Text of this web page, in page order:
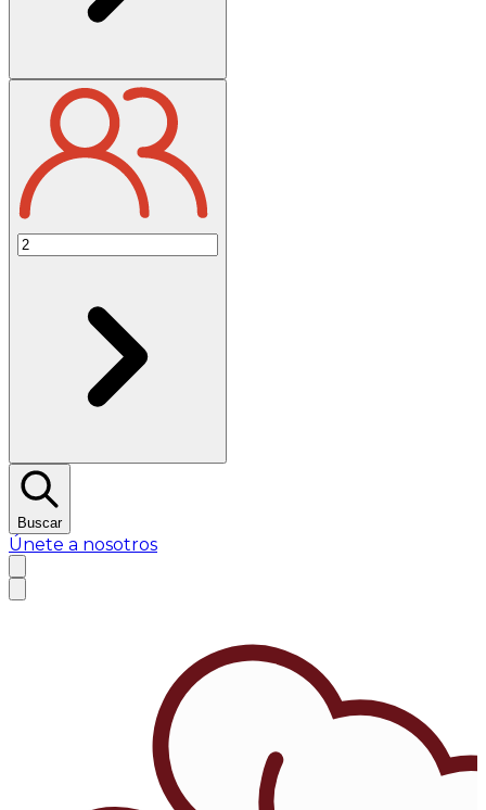
Buscar
Únete a nosotros